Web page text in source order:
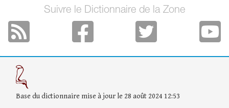
Suivre le Dictionnaire de la Zone
Base du dictionnaire mise à jour le 28 août 2024 12:53